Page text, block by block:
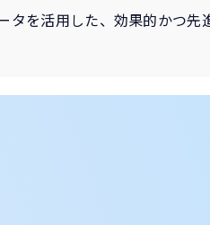
タを活用した、効果的かつ先